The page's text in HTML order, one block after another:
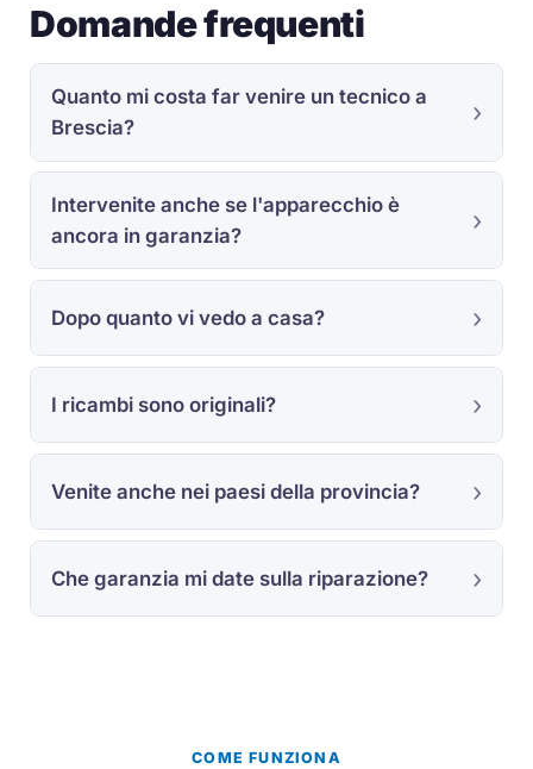
Domande frequenti
Quanto mi costa far venire un tecnico a
Brescia?
Intervenite anche se l'apparecchio è
ancora in garanzia?
Dopo quanto vi vedo a casa?
I ricambi sono originali?
Venite anche nei paesi della provincia?
Che garanzia mi date sulla riparazione?
COME FUNZIONA